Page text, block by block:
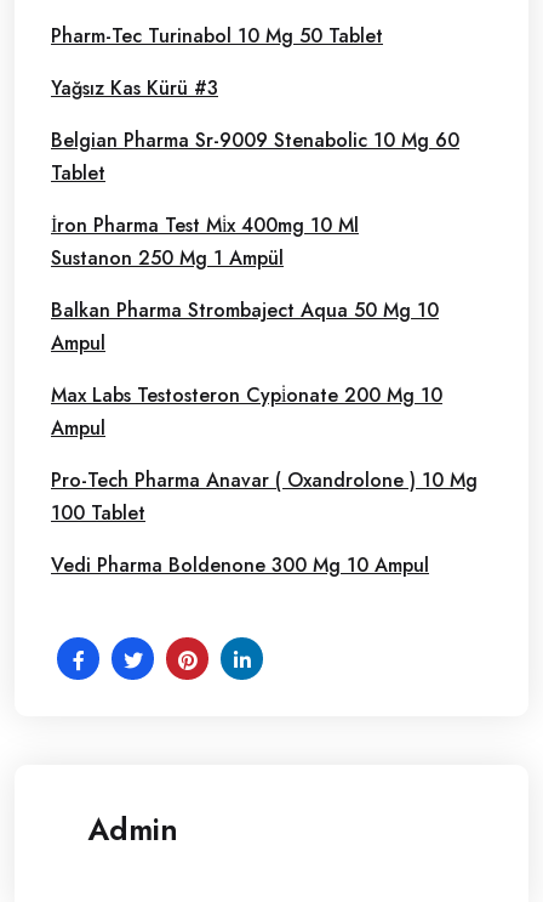
Pharm-Tec Turinabol 10 Mg 50 Tablet
Yağsız Kas Kürü #3
Belgian Pharma Sr-9009 Stenabolic 10 Mg 60
Tablet
İron Pharma Test Mi̇x 400mg 10 Ml
Sustanon 250 Mg 1 Ampül
Balkan Pharma Strombaject Aqua 50 Mg 10
Ampul
Max Labs Testosteron Cypi̇onate 200 Mg 10
Ampul
Pro-Tech Pharma Anavar ( Oxandrolone ) 10 Mg
100 Tablet
Vedi Pharma Boldenone 300 Mg 10 Ampul
Admin